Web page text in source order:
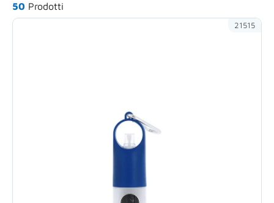
50 Prodotti
21515